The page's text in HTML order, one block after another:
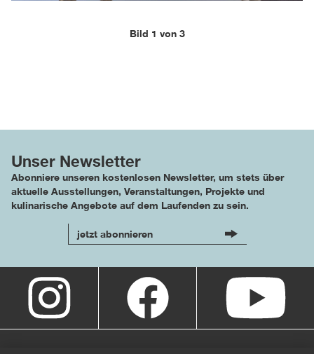
Bild 1 von 3
Unser Newsletter
Abonniere unseren kostenlosen Newsletter, um stets über
aktuelle Ausstellungen, Veranstaltungen, Projekte und
kulinarische Angebote auf dem Laufenden zu sein.
jetzt abonnieren